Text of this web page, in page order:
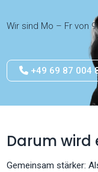
Wir sind Mo – Fr von
+49 69 87 004
Darum wird
Gemeinsam stärker: